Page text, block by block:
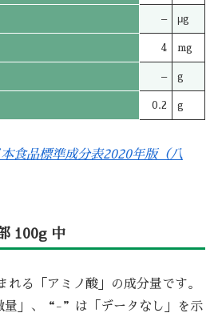
– μg
4 mg
– g
0.2 g
食品標準成分表2020年版（八
100g 中
れる「アミノ酸」の成分量です。
」、“-”は「データなし」を示